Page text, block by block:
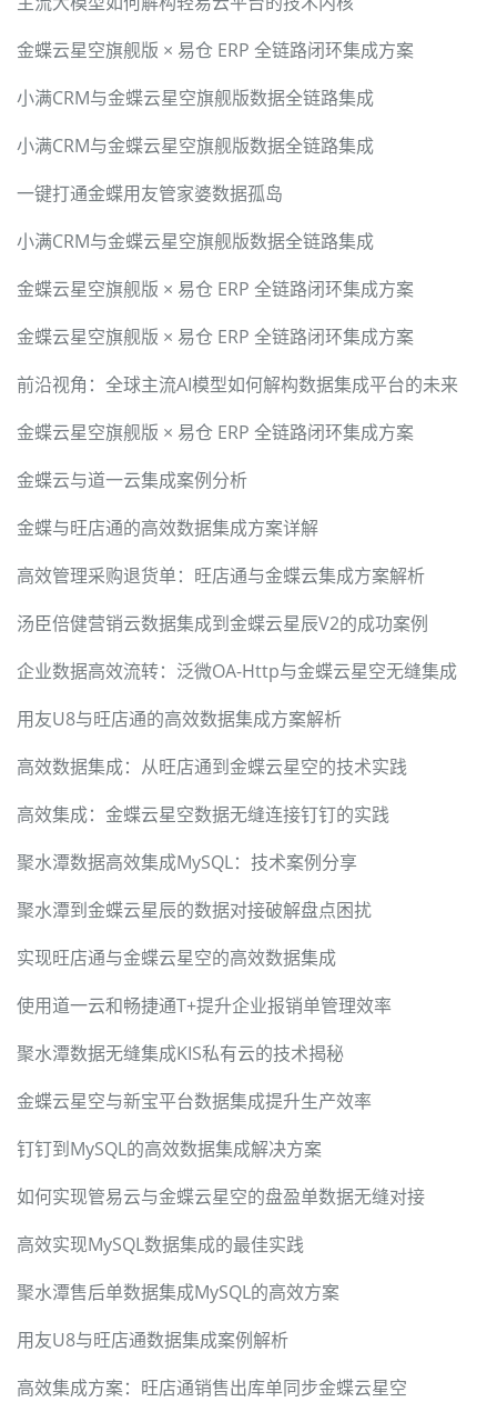
金蝶云星空旗舰版 × 易仓 ERP 全链路闭环集成方案
小满CRM与金蝶云星空旗舰版数据全链路集成
小满CRM与金蝶云星空旗舰版数据全链路集成
一键打通金蝶用友管家婆数据孤岛
小满CRM与金蝶云星空旗舰版数据全链路集成
金蝶云星空旗舰版 × 易仓 ERP 全链路闭环集成方案
金蝶云星空旗舰版 × 易仓 ERP 全链路闭环集成方案
前沿视角：全球主流AI模型如何解构数据集成平台的未来
金蝶云星空旗舰版 × 易仓 ERP 全链路闭环集成方案
金蝶云与道一云集成案例分析
金蝶与旺店通的高效数据集成方案详解
高效管理采购退货单：旺店通与金蝶云集成方案解析
汤臣倍健营销云数据集成到金蝶云星辰V2的成功案例
企业数据高效流转：泛微OA-Http与金蝶云星空无缝集成
用友U8与旺店通的高效数据集成方案解析
高效数据集成：从旺店通到金蝶云星空的技术实践
高效集成：金蝶云星空数据无缝连接钉钉的实践
聚水潭数据高效集成MySQL：技术案例分享
聚水潭到金蝶云星辰的数据对接破解盘点困扰
实现旺店通与金蝶云星空的高效数据集成
使用道一云和畅捷通T+提升企业报销单管理效率
聚水潭数据无缝集成KIS私有云的技术揭秘
金蝶云星空与新宝平台数据集成提升生产效率
钉钉到MySQL的高效数据集成解决方案
如何实现管易云与金蝶云星空的盘盈单数据无缝对接
高效实现MySQL数据集成的最佳实践
聚水潭售后单数据集成MySQL的高效方案
用友U8与旺店通数据集成案例解析
高效集成方案：旺店通销售出库单同步金蝶云星空